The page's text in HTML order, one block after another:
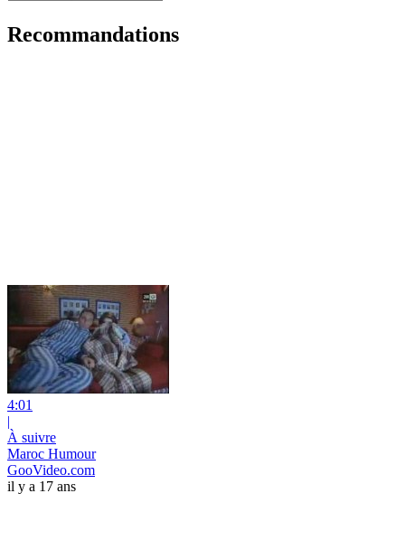
Recommandations
4:01
|
À suivre
Maroc Humour
GooVideo.com
il y a 17 ans